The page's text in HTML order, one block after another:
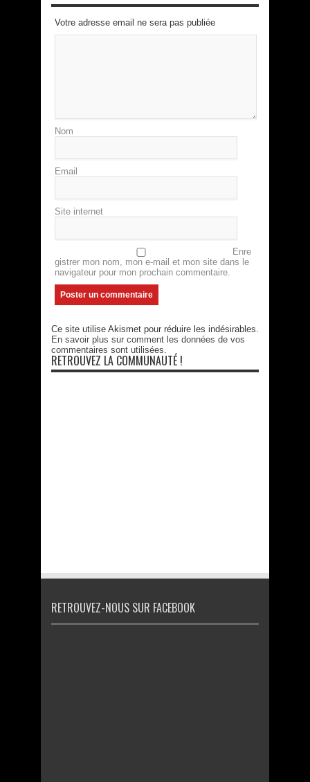
Votre adresse email ne sera pas publiée
Nom
Email
Site internet
Enre
gistrer mon nom, mon e-mail et mon site dans le
navigateur pour mon prochain commentaire.
Ce site utilise Akismet pour réduire les indésirables.
En savoir plus sur comment les données de vos
commentaires sont utilisées.
RETROUVEZ LA COMMUNAUTÉ !
RETROUVEZ-NOUS SUR FACEBOOK